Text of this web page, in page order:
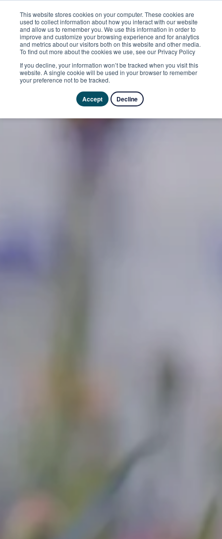
This website stores cookies on your computer. These cookies are
used to collect information about how you interact with our website
and allow us to remember you. We use this information in order to
improve and customize your browsing experience and for analytics
and metrics about our visitors both on this website and other media.
To find out more about the cookies we use, see our Privacy Policy
If you decline, your information won’t be tracked when you visit this
website. A single cookie will be used in your browser to remember
your preference not to be tracked.
Accept Decline